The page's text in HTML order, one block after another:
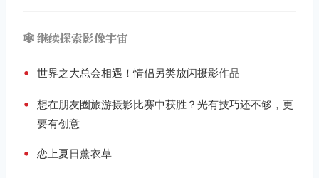
🕸️ 继续探索影像宇宙
• 世界之大总会相遇！情侣另类放闪摄影作品
•
想在朋友圈旅游摄影比赛中获胜？光有技巧还不够，更
要有创意
• 恋上夏日薰衣草